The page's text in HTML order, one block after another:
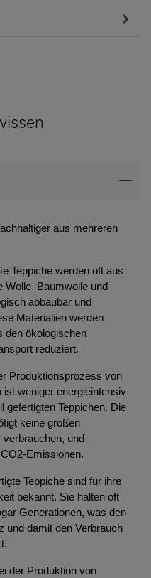
aus mehreren
Teppiche werden oft aus
Wolle, Baumwolle und
abbaubar und
Materialien werden
den ökologischen
reduziert.
Produktionsprozess von
ist weniger energieintensiv
gefertigten Teppichen. Die
keine großen
und
Emissionen.
Teppiche sind für ihre
bekannt. Sie halten oft
Generationen, was den
und damit den Verbrauch
der Produktion von